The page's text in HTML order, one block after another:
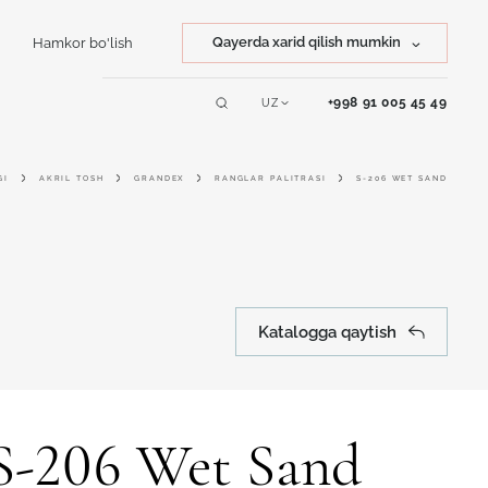
Online dizayner
Hamkor bo'lish Qayerda xarid qilish mumkin
UZ +998 91 005 45 49
AKRIL TOSH GRANDEX RANGLAR PALITRASI S-206 WET SAND
Katalogga qaytish
206 Wet Sand